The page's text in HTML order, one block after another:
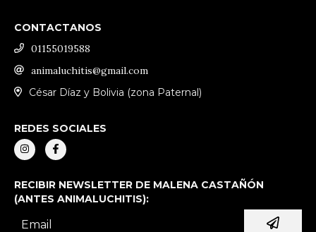
CONTACTANOS
01155019588
animaluchitis@gmail.com
César Díaz y Bolivia (zona Paternal)
REDES SOCIALES
RECIBIR NEWSLETTER DE MALENA CASTAÑÓN
(ANTES ANIMALUCHITIS):